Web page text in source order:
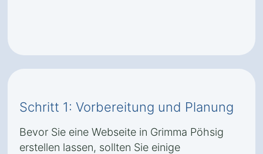
Schritt 1: Vorbereitung und Planung
Bevor Sie eine Webseite in Grimma Pöhsig
erstellen lassen, sollten Sie einige